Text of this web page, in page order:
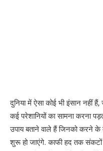
दुनिया में ऐसा कोई भी इंसान नहीं
कई परेशानियों का सामना करना
उपाय बताने वाले हैं जिनको करने के
शुरू हो जाएंगे. काफी हद तक संकटों